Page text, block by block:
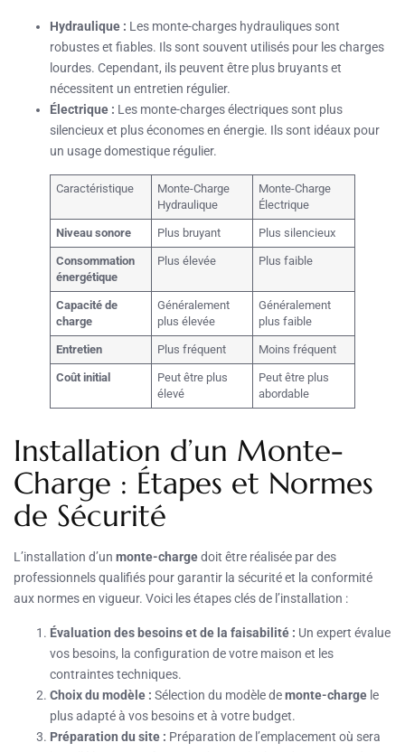
Hydraulique : Les monte-charges hydrauliques sont
robustes et fiables. Ils sont souvent utilisés pour les charges
lourdes. Cependant, ils peuvent être plus bruyants et
nécessitent un entretien régulier.
Électrique : Les monte-charges électriques sont plus
silencieux et plus économes en énergie. Ils sont idéaux pour
un usage domestique régulier.
Caractéristique
Monte-Charge
Hydraulique
Monte-Charge
Électrique
Niveau sonore Plus bruyant Plus silencieux
Consommation
énergétique
Plus élevée Plus faible
Capacité de
charge
Généralement
plus élevée
Généralement
plus faible
Entretien Plus fréquent Moins fréquent
Coût initial
Peut être plus
élevé
Peut être plus
abordable
Installation d’un Monte-
Charge : Étapes et Normes
de Sécurité
L’installation d’un monte-chargedoit être réalisée par des
professionnels qualifiés pour garantir la sécurité et la conformité
aux normes en vigueur. Voici les étapes clés de l’installation :
Évaluation des besoins et de la faisabilité : Un expert évalue
vos besoins, la configuration de votre maison et les
contraintes techniques.
Choix du modèle : Sélection du modèle demonte-charge le
plus adapté à vos besoins et à votre budget.
Préparation du site : Préparation de l’emplacement où sera